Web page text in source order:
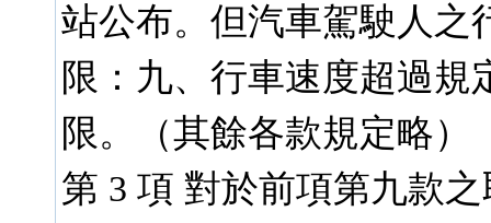
站公布。但汽車駕駛人之
限：九、行車速度超過
限。（其餘各款規定略）
第 3 項 對於前項第九款